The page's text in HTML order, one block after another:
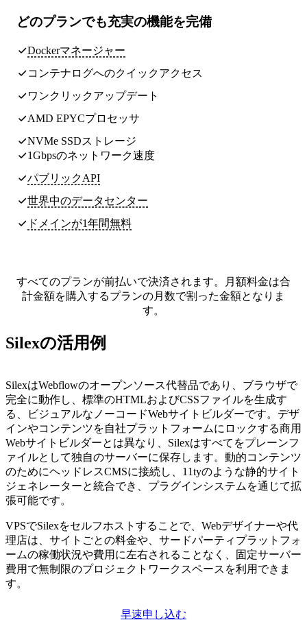
どのプランでも充実の機能を完備
Dockerマネージャー
コンテナログへのクイックアクセス
ワンクリックアップデート
AMD EPYCプロセッサ
NVMe SSDストレージ
1Gbpsのネットワーク速度
パブリックAPI
世界中のデータセンター
ドメインが1年間無料
すべてのプランが前払いで決済されます。月額料金は合
計金額を購入するプランの月数で割った金額となりま
す。
Silexの活用例
SilexはWebflowのオープンソース代替品であり、ブラウザで
完全に動作し、標準のHTMLおよびCSSファイルを生成す
る、ビジュアルなノーコードWebサイトビルダーです。デザ
インやコンテンツを自社プラットフォームにロックする商用
Webサイトビルダーとは異なり、Silexはすべてをプレーンフ
ァイルとして独自のサーバーに保存します。動的コンテンツ
のためにヘッドレスCMSに接続し、11tyのような静的サイト
ジェネレーターと統合でき、プラグインシステムを通じて拡
張可能です。
VPSでSilexをセルフホストすることで、Webデザイナーや代
理店は、サイトごとの料金や、サードパーティプラットフォ
ームの稼働状況や費用に左右されることなく、固定サーバー
費用で無制限のプロジェクトワークスペースを利用できま
す。
早速申し込む